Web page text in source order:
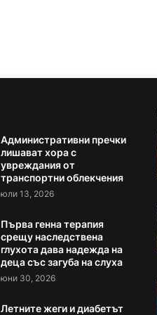
Административни пречки
лишават хора с
увреждания от
транспортни облекчения
юли 13, 2026
Първа генна терапия
срещу наследствена
глухота дава надежда на
деца със загуба на слуха
юни 30, 2026
Летните жеги и диабетът